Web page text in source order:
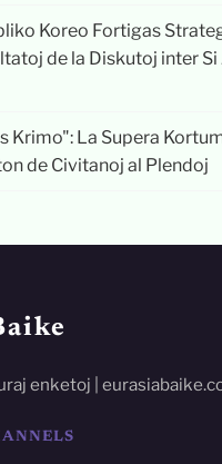
Koreo Fortigas
de la Diskutoj inter Si
Krimo": La Supera
de Civitanoj al Plendoj
enketoj |